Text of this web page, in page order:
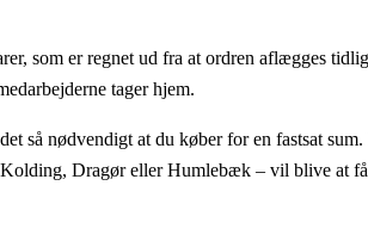
som er regnet ud fra at ordren aflægges
tager hjem.
så nødvendigt at du køber for en fastsat
Dragør eller Humlebæk – vil blive at